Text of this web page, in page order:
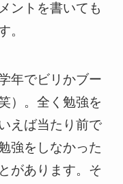
ントを書いても
。
年でビリかブー
）。全く勉強を
えば当たり前で
強をしなかった
があります。そ